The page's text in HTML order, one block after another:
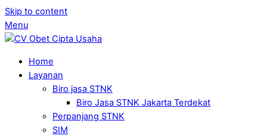
Skip to content
Menu
Home
Layanan
Biro jasa STNK
Biro Jasa STNK Jakarta Terdekat
Perpanjang STNK
SIM